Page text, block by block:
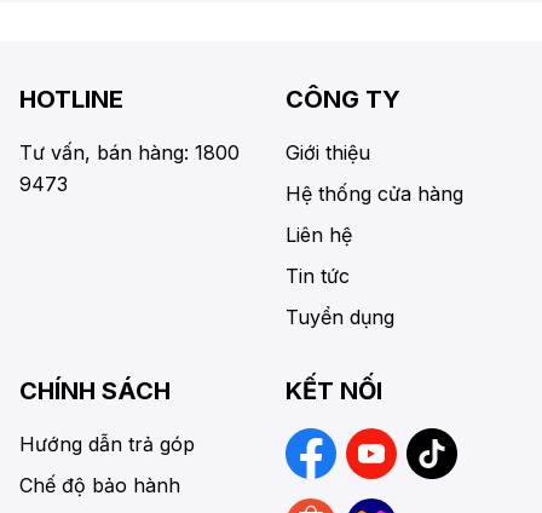
HOTLINE
Tư vấn, bán hàng: 1800
9473
CÔNG TY
Giới thiệu
Hệ thống cửa hàng
Liên hệ
Tin tức
Tuyển dụng
CHÍNH SÁCH
Hướng dẫn trả góp
Chế độ bảo hành
KẾT NỐI